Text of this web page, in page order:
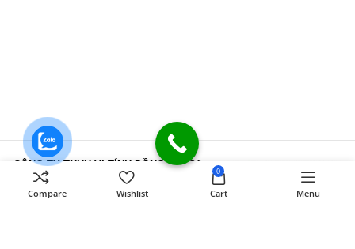
CÔNG TY TNHH VI TÍNH ĐỒNG NAI Số
589,Đồng Khởi, KP8, P.Tân Triều, Tỉnh
Đồng Nai
MST: 3603507123 Sở Kế
Compare Wishlist
0
Cart Menu